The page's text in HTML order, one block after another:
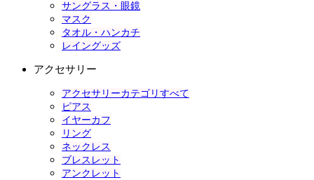
サングラス・眼鏡
マスク
タオル・ハンカチ
レイングッズ
アクセサリー
アクセサリーカテゴリすべて
ピアス
イヤーカフ
リング
ネックレス
ブレスレット
アンクレット